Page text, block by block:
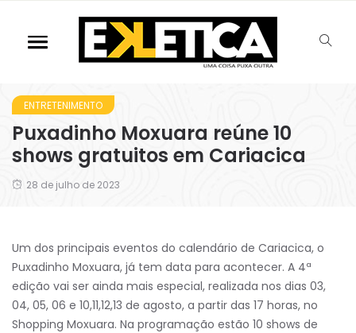
ENTRETENIMENTO
Puxadinho Moxuara reúne 10
shows gratuitos em Cariacica
28 de julho de 2023
Um dos principais eventos do calendário de Cariacica, o
Puxadinho Moxuara, já tem data para acontecer. A 4ª
edição vai ser ainda mais especial, realizada nos dias 03,
04, 05, 06 e 10,11,12,13 de agosto, a partir das 17 horas, no
Shopping Moxuara. Na programação estão 10 shows de